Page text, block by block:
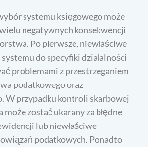
systemu księgowego może
negatywnych konsekwencji
Po pierwsze, niewłaściwe
do specyfiki działalności
problemami z przestrzeganiem
podatkowego oraz
W przypadku kontroli skarbowej
może zostać ukarany za błędne
lub niewłaściwe
podatkowych. Ponadto